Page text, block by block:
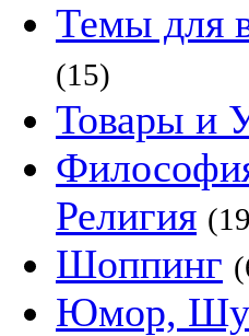
Темы для
(15)
Товары и
Религия
Шоппинг
Юмор,